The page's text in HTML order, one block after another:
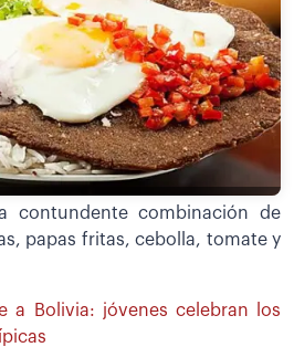
contundente combinación de
papas fritas, cebolla, tomate y
a Bolivia: jóvenes celebran los